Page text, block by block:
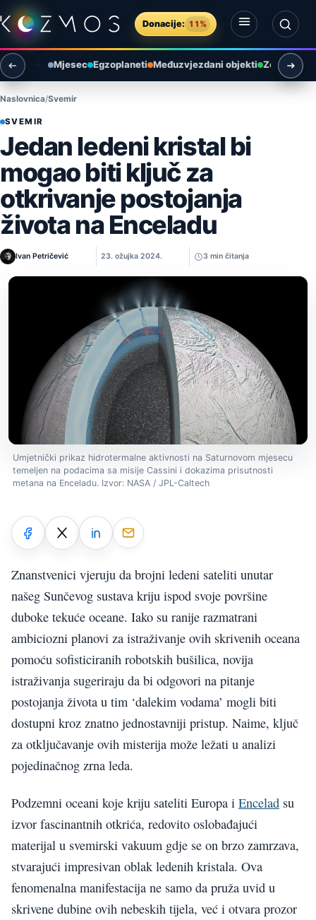
Preskoči na sadržaj
Donacije: 11%
Otvori izbornik
Otvori pretragu
Mjesec Egzoplaneti Međuzvjezdani objekti Zemlja i
Naslovnica Svemir
SVEMIR
Jedan ledeni kristal bi
mogao biti ključ za
otkrivanje postojanja
života na Enceladu
Ivan Petričević 23. ožujka 2024. 3 min čitanja
Umjetnički prikaz hidrotermalne aktivnosti na Saturnovom mjesecu
temeljen na podacima sa misije Cassini i dokazima prisutnosti
metana na Enceladu. Izvor: NASA / JPL-Caltech
Znanstvenici vjeruju da brojni ledeni sateliti unutar
našeg Sunčevog sustava kriju ispod svoje površine
duboke tekuće oceane. Iako su ranije razmatrani
ambiciozni planovi za istraživanje ovih skrivenih oceana
pomoću sofisticiranih robotskih bušilica, novija
istraživanja sugeriraju da bi odgovori na pitanje
postojanja života u tim ‘dalekim vodama’ mogli biti
dostupni kroz znatno jednostavniji pristup. Naime, ključ
za otključavanje ovih misterija može ležati u analizi
pojedinačnog zrna leda.
Podzemni oceani koje kriju sateliti Europa i Encelad su
izvor fascinantnih otkrića, redovito oslobađajući
materijal u svemirski vakuum gdje se on brzo zamrzava,
stvarajući impresivan oblak ledenih kristala. Ova
fenomenalna manifestacija ne samo da pruža uvid u
skrivene dubine ovih nebeskih tijela, već i otvara prozor